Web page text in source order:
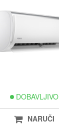
DOBAVLJIVO
NARUČI